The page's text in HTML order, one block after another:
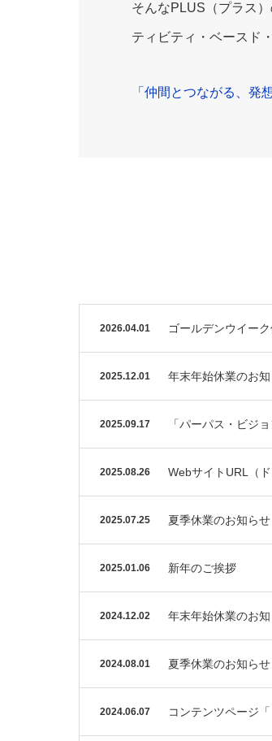
そんなPLUS（プラス
ティビティ・ベースド
「仲間とつながる、発
2026.04.01 ゴールデンウイー
2025.12.01 年末年始休業のお
2025.09.17 「パーパス・ビジ
2025.08.26 WebサイトURL（
2025.07.25 夏季休業のお知らせ
2025.01.06 新年のご挨拶
2024.12.02 年末年始休業のお
2024.08.01 夏季休業のお知らせ
2024.06.07 コンテンツページ